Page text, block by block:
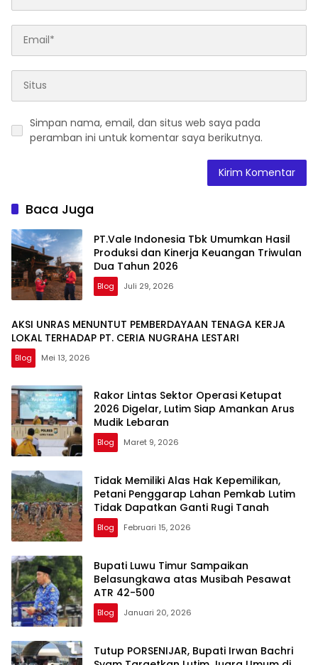
Simpan nama, email, dan situs web saya pada
peramban ini untuk komentar saya berikutnya.
Baca Juga
PT.Vale Indonesia Tbk Umumkan Hasil
Produksi dan Kinerja Keuangan Triwulan
Dua Tahun 2026
Blog Juli 29, 2026
AKSI UNRAS MENUNTUT PEMBERDAYAAN TENAGA KERJA
LOKAL TERHADAP PT. CERIA NUGRAHA LESTARI
Blog Mei 13, 2026
Rakor Lintas Sektor Operasi Ketupat
2026 Digelar, Lutim Siap Amankan Arus
Mudik Lebaran
Blog Maret 9, 2026
Tidak Memiliki Alas Hak Kepemilikan,
Petani Penggarap Lahan Pemkab Lutim
Tidak Dapatkan Ganti Rugi Tanah
Blog Februari 15, 2026
Bupati Luwu Timur Sampaikan
Belasungkawa atas Musibah Pesawat
ATR 42-500
Blog Januari 20, 2026
Tutup PORSENIJAR, Bupati Irwan Bachri